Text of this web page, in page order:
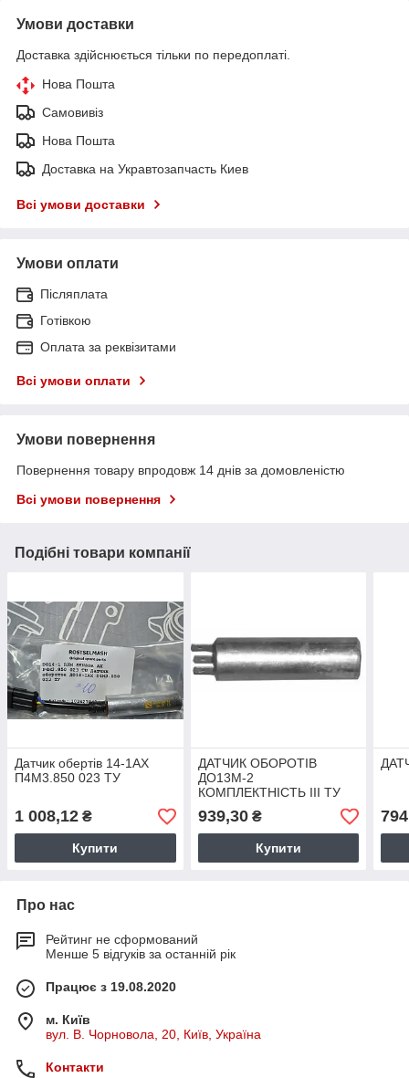
Умови доставки
Доставка здійснюється тільки по передоплаті.
Нова Пошта
Самовивіз
Нова Пошта
Доставка на Укравтозапчасть Киев
Всі умови доставки
Умови оплати
Післяплата
Готівкою
Оплата за реквізитами
Всі умови оплати
Умови повернення
Повернення товару впродовж 14 днів за домовленістю
Всі умови повернення
Подібні товари компанії
Датчик обертів 14-1АХ
П4М3.850 023 ТУ
1 008,12 ₴
Купити
ДАТЧИК ОБОРОТІВ
ДО13М-2
КОМПЛЕКТНІСТЬ III ТУ
П4М3.850.023
939,30₴
Купити
Про нас
Рейтинг не сформований
Менше 5 відгуків за останній рік
Працює з 19.08.2020
м. Київ
вул. В. Чорновола, 20, Київ, Україна
Контакти